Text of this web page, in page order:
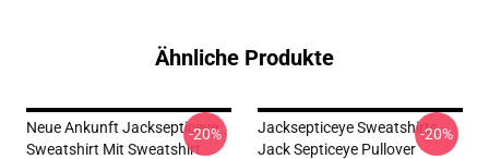
Ähnliche Produkte
Neue Ankunft Jacksepticeye
Sweatshirt Mit Sweatshirt
-20%
Jacksepticeye Sweatshirts -
Jack Septiceye Pullover
-20%